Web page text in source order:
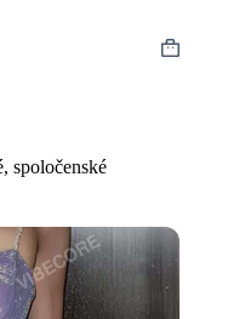
Shopping
spoločenské